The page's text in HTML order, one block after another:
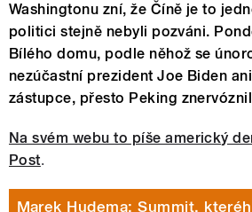
Washingtonu zní, že Číně je to
politici stejně nebyli pozváni.
Bílého domu, podle něhož se
nezúčastní prezident Joe Biden
zástupce, přesto Peking
Na svém webu to píše americký
Post.
Marek Hudema: Summit,